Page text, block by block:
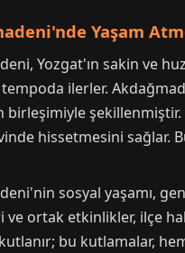
Yaşam
Yozgat'ın sakin ve
ilerler.
birleşimiyle
hissetmesini sağlar.
sosyal yaşamı,
ve ortak etkinlikler, ilçe
bu kutlamalar,